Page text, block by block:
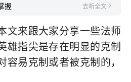
握 去听全文
文来跟大家分享一些法师
雄指尖是存在明显的克制
容易克制或者被克制的，